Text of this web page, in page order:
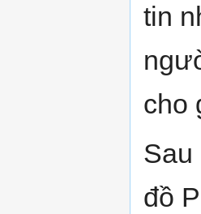
tin
cho
Sau
đồ